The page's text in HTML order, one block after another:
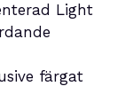
Light
färgat